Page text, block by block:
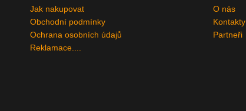
Jak nakupovat
Obchodní podmínky
Ochrana osobních údajů
Reklamace....
O nás
Kontakty
Partneři